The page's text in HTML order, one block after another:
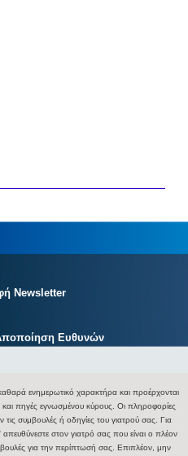
Newsletter
Ευθυνών
ενημερωτικό χαρακτήρα και προέρχονται
πηγές εγνωσμένου κύρους. Οι πληροφορίες
τις συμβουλές ή οδηγίες του γιατρού σας. Για
στον γιατρό σας που είναι ο πλέον
για την περίπτωσή σας. Επιπλέον, μην